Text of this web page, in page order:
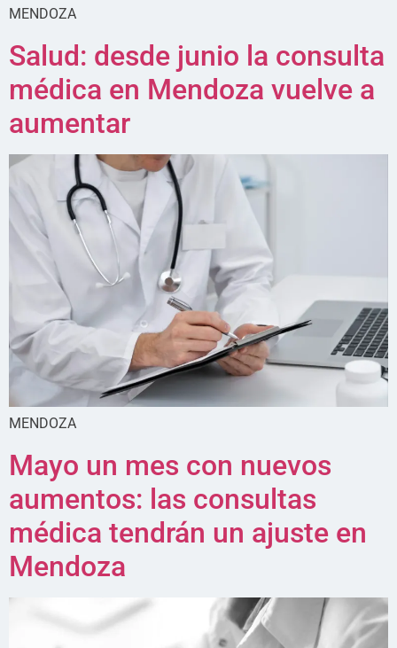
MENDOZA
Salud: desde junio la consulta
médica en Mendoza vuelve a
aumentar
MENDOZA
Mayo un mes con nuevos
aumentos: las consultas
médica tendrán un ajuste en
Mendoza